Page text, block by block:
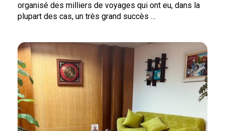
organisé des milliers de voyages qui ont eu, dans la
plupart des cas, un très grand succès …